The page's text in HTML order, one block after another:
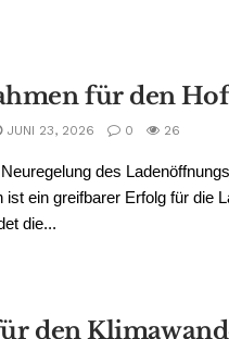
für den
JUNI 23, 2026 0 26
des
ein greifbarer Erfolg für die
die...
den